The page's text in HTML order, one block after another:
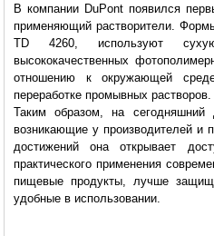
В компании DuPont появился
применяющий растворители.
TD 4260, используют
высококачественных
отношению к окружающей
переработке промывных растворов.
Таким образом, на сегодняшний
возникающие у производителей и
достижений она открывает
практического применения
пищевые продукты, лучше
удобные в использовании.